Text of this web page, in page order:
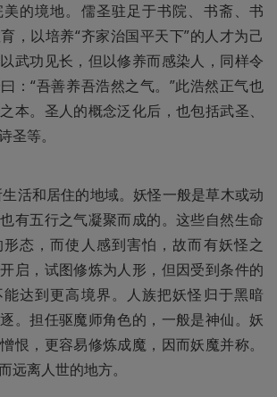
的境地。儒圣驻足于书院、书斋、书
，以培养“齐家治国平天下”的人才为己
武功见长，但以修养而感染人，同样令
：“吾善养吾浩然之气。”此浩然正气也
本。圣人的概念泛化后，也包括武圣、
圣等。
活和居住的地域。妖怪一般是草木或动
有五行之气凝聚而成的。这些自然生命
态，而使人感到害怕，故而有妖怪之
启，试图修炼为人形，但因受到条件的
达到更高境界。人族把妖怪归于黑暗
。担任驱魔师角色的，一般是神仙。妖
恨，更容易修炼成魔，因而妖魔并称。
远离人世的地方。